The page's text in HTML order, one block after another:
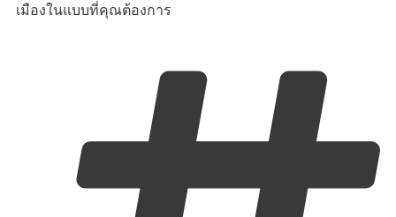
เมืองในแบบที่คุณต้องการ